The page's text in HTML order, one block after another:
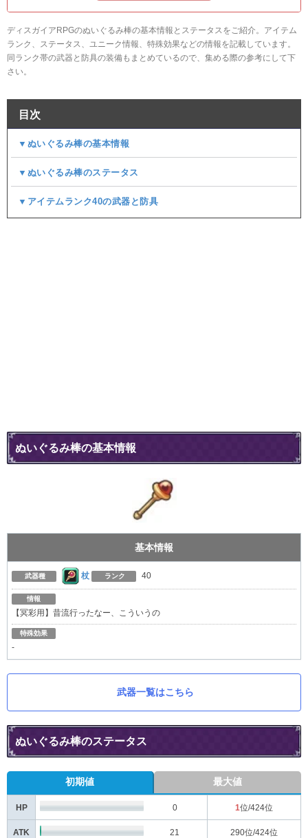
ディスガイアRPGのぬいぐるみ棒の基本情報とステータスをご紹介。アイテム
ランク、ステータス、ユニーク情報、特殊効果などの情報を記載しています。
同ランク帯の武器と防具の装備もまとめているので、集める際の参考にして下
さい。
目次
▼ぬいぐるみ棒の基本情報
▼ぬいぐるみ棒のステータス
▼アイテムランク40の武器と防具
ぬいぐるみ棒の基本情報
基本情報
武器種 杖 ランク 40
情報
【冥彩用】昔流行ったなー、こういうの
特殊効果
-
武器一覧はこちら
ぬいぐるみ棒のステータス
初期値 最大値
HP 0 1位/424位
ATK 21 290位/424位